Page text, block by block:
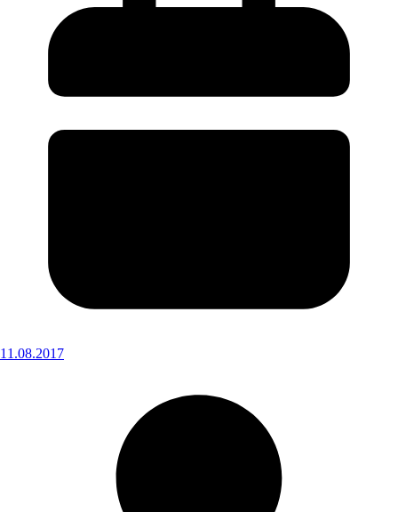
11.08.2017